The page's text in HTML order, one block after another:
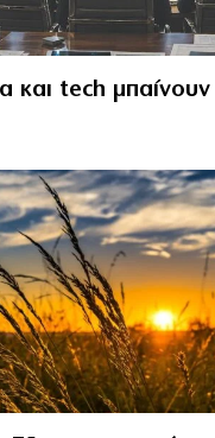
και tech